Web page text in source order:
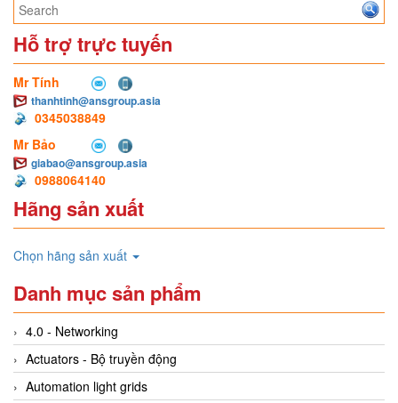
Hỗ trợ trực tuyến
Mr Tính
thanhtinh@ansgroup.asia
0345038849
Mr Bảo
giabao@ansgroup.asia
0988064140
Hãng sản xuất
Chọn hãng sản xuất
Danh mục sản phẩm
4.0 - Networking
Actuators - Bộ truyền động
Automation light grids